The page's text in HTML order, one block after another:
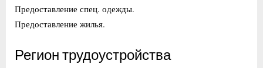
Предоставление спец. одежды.
Предоставление жилья.
Регион трудоустройства